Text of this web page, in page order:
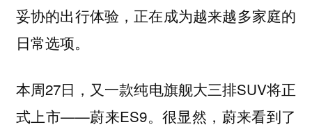
妥协的出行体验，正在成为越来越多家庭的
日常选项。
本周27日，又一款纯电旗舰大三排SUV将正
式上市——蔚来ES9。很显然，蔚来看到了